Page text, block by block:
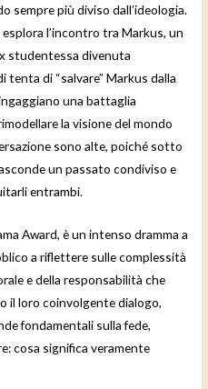
sempre più diviso dall’ideologia.
l’incontro tra Markus, un
studentessa divenuta
di “salvare” Markus dalla
una battaglia
la visione del mondo
sono alte, poiché sotto
un passato condiviso e
entrambi.
Award, è un intenso dramma a
a riflettere sulle complessità
e della responsabilità che
il loro coinvolgente dialogo,
fondamentali sulla fede,
cosa significa veramente